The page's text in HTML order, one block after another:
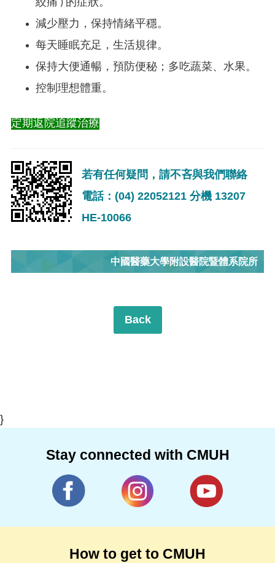
絞痛 ) 的症狀。
減少壓力，保持情緒平穩。
每天睡眠充足，生活規律。
保持大便通暢，預防便秘；多吃蔬菜、水果。
控制理想體重。
定期返院追蹤治療
若有任何疑問，請不吝與我們聯絡
電話：(04) 22052121 分機 13207
HE-10066
中國醫藥大學附設醫院暨體系院所
Back
}
Stay connected with CMUH
How to get to CMUH